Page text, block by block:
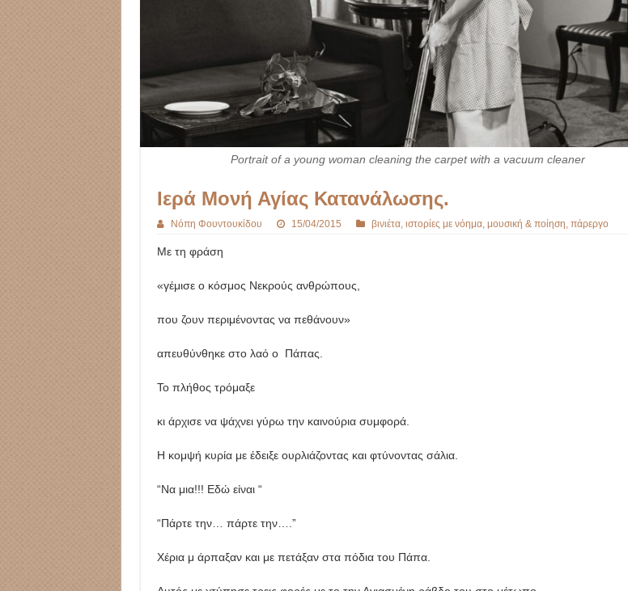
Portrait of a young woman cleaning the carpet with a vacuum cleaner
Ιερά Μονή Αγίας Κατανάλωσης.
Νόπη Φουντουκίδου 15/04/2015 βινιέτα, ιστορίες με νόημα, μουσική & ποίηση πάρεργο
Με τη φράση
«γέμισε ο κόσμος Νεκρούς ανθρώπους,
που ζουν περιμένοντας να πεθάνουν»
απευθύνθηκε στο λαό ο Πάπας.
Το πλήθος τρόμαξε
κι άρχισε να ψάχνει γύρω την καινούρια συμφορά.
Η κομψή κυρία με έδειξε ουρλιάζοντας και φτύνοντας σάλια.
“Να μια!!! Εδώ είναι “
“Πάρτε την… πάρτε την….”
Χέρια μ άρπαξαν και με πετάξαν στα πόδια του Πάπα.